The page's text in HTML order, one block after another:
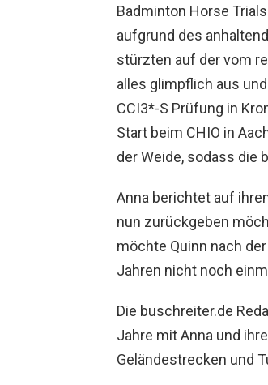
Badminton Horse
aufgrund des
stürzten auf der vom
alles glimpflich aus
CCI3*-S Prüfung in
Start beim CHIO in
der Weide, sodass die
Anna berichtet auf
nun zurückgeben
möchte Quinn nach
Jahren nicht noch
Die buschreiter.de
Jahre mit Anna und
Geländestrecken und